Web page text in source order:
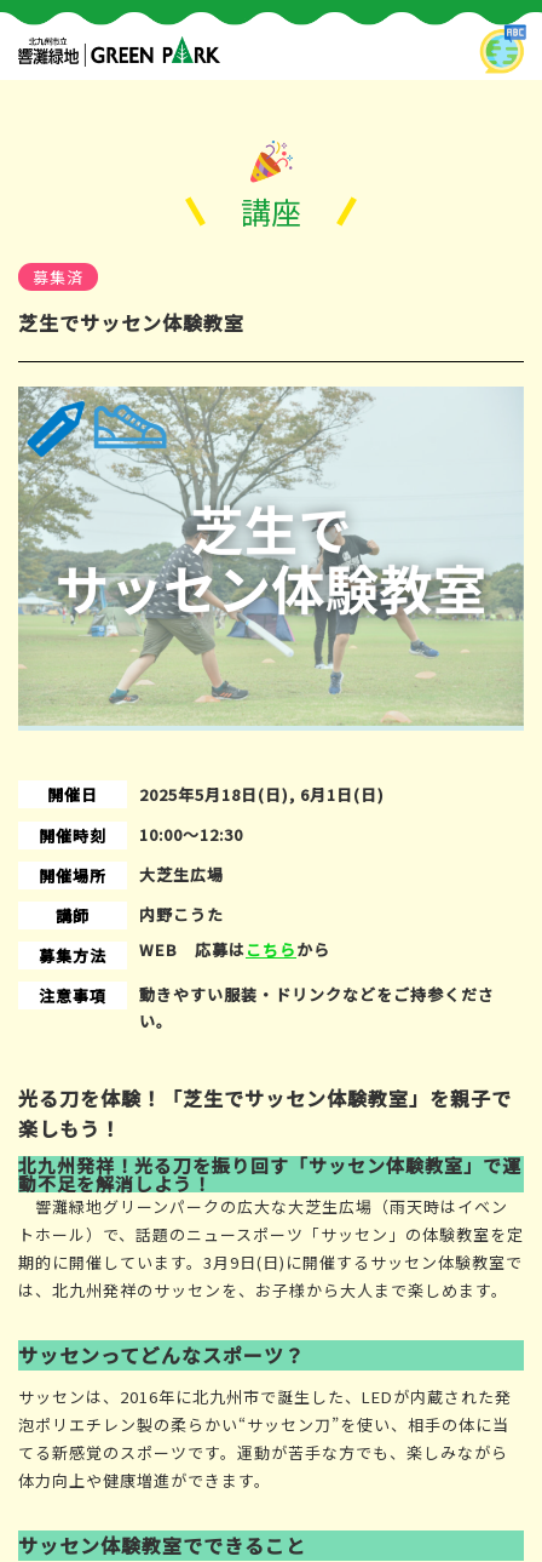
講座
募集済
芝生でサッセン体験教室
開催日
2025年5月18日(日), 6月1日(日)
開催時刻
10:00〜12:30
開催場所
大芝生広場
講師
内野こうた
募集方法
WEB 応募は こちらから
注意事項
動きやすい服装・ドリンクなどをご持参くださ
い。
光る刀を体験！「芝生でサッセン体験教室」を親子で
楽しもう！
北九州発祥！光る刀を振り回す「サッセン体験教室」で運
動不足を解消しよう！
響灘緑地グリーンパークの広大な大芝生広場（雨天時はイベン
トホール）で、話題のニュースポーツ「サッセン」の体験教室を定
期的に開催しています。3月9日(日)に開催するサッセン体験教室で
は、北九州発祥のサッセンを、お子様から大人まで楽しめます。
サッセンってどんなスポーツ？
サッセンは、2016年に北九州市で誕生した、LEDが内蔵された発
泡ポリエチレン製の柔らかい“サッセン刀”を使い、相手の体に当
てる新感覚のスポーツです。運動が苦手な方でも、楽しみながら
体力向上や健康増進ができます。
サッセン体験教室でできること